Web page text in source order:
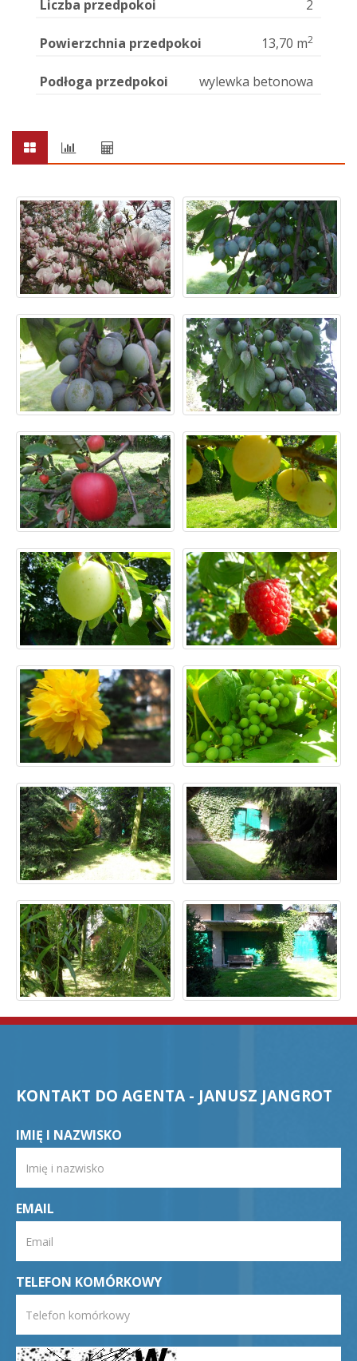
Liczba przedpokoi 2
Powierzchnia przedpokoi 13,70 m2
Podłoga przedpokoi wylewka betonowa
KONTAKT DO AGENTA - JANUSZ JANGROT
IMIĘ I NAZWISKO
EMAIL
TELEFON KOMÓRKOWY